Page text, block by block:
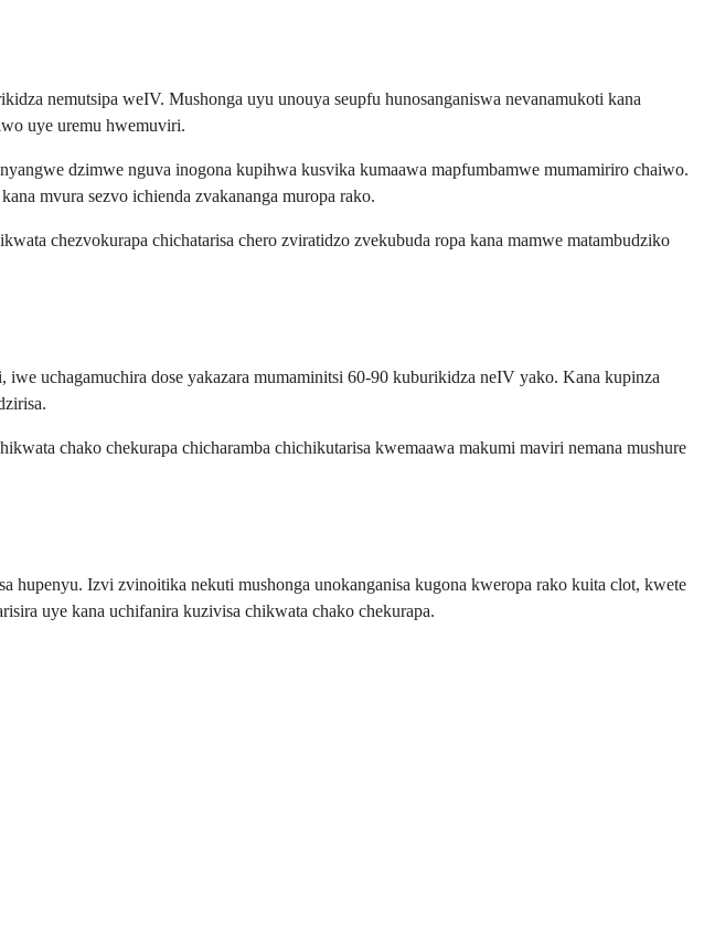
nemutsipa weIV. Mushonga uyu unouya seupfu hunosanganiswa nevanamukoti kana
uye uremu hwemuviri.
dzimwe nguva inogona kupihwa kusvika kumaawa mapfumbamwe mumamiriro chaiwo.
mvura sezvo ichienda zvakananga muropa rako.
chezvokurapa chichatarisa chero zviratidzo zvekubuda ropa kana mamwe matambudziko
uchagamuchira dose yakazara mumaminitsi 60-90 kuburikidza neIV yako. Kana kupinza
chako chekurapa chicharamba chichikutarisa kwemaawa makumi maviri nemana mushure
Izvi zvinoitika nekuti mushonga unokanganisa kugona kweropa rako kuita clot, kwete
uye kana uchifanira kuzivisa chikwata chako chekurapa.